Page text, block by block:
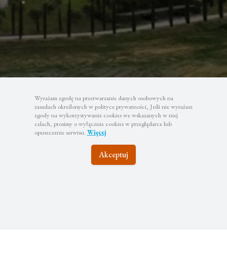
Wyrażam zgodę na przetwarzanie danych osobowych na
zasadach określonych w polityce prywatności, Jeśli nie wyrażasz
zgody na wykorzystywanie cookies we wskazanych w niej
celach, prosimy o wyłącznie cookies w przeglądarce lub
opuszczenie serwisu. Więcej
Akceptuj